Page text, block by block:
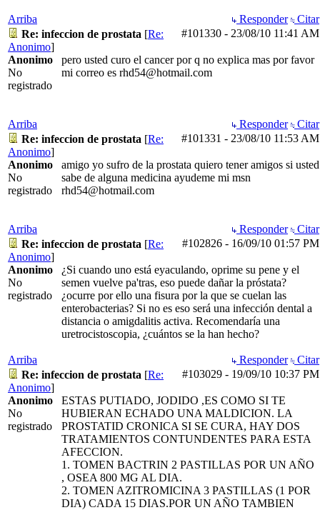
Arriba Responder
Citar
#101330 - 23/08/10 11:41 AM
Re: infeccion de prostata [Re:
Anonimo]
Anonimo
No
registrado
pero usted curo el cancer por q no explica mas por favor
mi correo es rhd54@hotmail.com
Arriba Responder
Citar
#101331 - 23/08/10 11:53 AM
Re: infeccion de prostata [Re:
Anonimo]
Anonimo
No
registrado
amigo yo sufro de la prostata quiero tener amigos si usted
sabe de alguna medicina ayudeme mi msn
rhd54@hotmail.com
Arriba Responder
Citar
#102826 - 16/09/10 01:57 PM
Re: infeccion de prostata [Re:
Anonimo]
Anonimo
No
registrado
¿Si cuando uno está eyaculando, oprime su pene y el
semen vuelve pa'tras, eso puede dañar la próstata?
¿ocurre por ello una fisura por la que se cuelan las
enterobacterias? Si no es eso será una infección dental a
distancia o amigdalitis activa. Recomendaría una
uretrocistoscopia, ¿cuántos se la han hecho?
Arriba Responder
Citar
#103029 - 19/09/10 10:37 PM
Re: infeccion de prostata [Re:
Anonimo]
Anonimo
No
registrado
ESTAS PUTIADO, JODIDO ,ES COMO SI TE
HUBIERAN ECHADO UNA MALDICION. LA
PROSTATID CRONICA SI SE CURA, HAY DOS
TRATAMIENTOS CONTUNDENTES PARA ESTA
AFECCION.
1. TOMEN BACTRIN 2 PASTILLAS POR UN AÑO
, OSEA 800 MG AL DIA.
2. TOMEN AZITROMICINA 3 PASTILLAS (1 POR
DIA) CADA 15 DIAS.POR UN AÑO TAMBIEN